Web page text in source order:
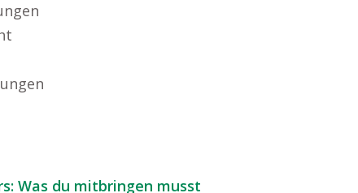
Was du mitbringen musst